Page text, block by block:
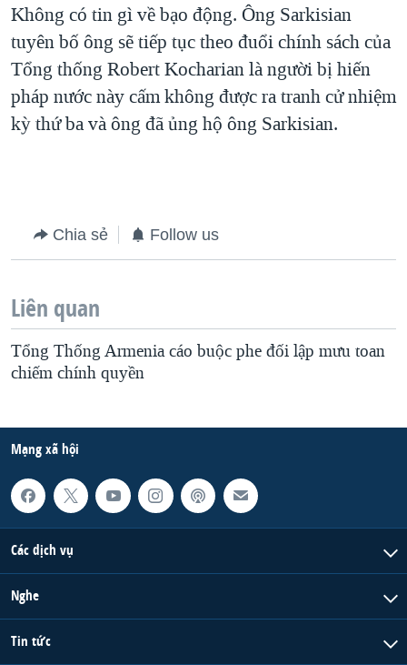
Không có tin gì về bạo động. Ông Sarkisian
tuyên bố ông sẽ tiếp tục theo đuổi chính sách của
Tổng thống Robert Kocharian là người bị hiến
pháp nước này cấm không được ra tranh cử nhiệm
kỳ thứ ba và ông đã ủng hộ ông Sarkisian.
Chia sẻ Follow us
Liên quan
Tổng Thống Armenia cáo buộc phe đối lập mưu toan
chiếm chính quyền
Mạng xã hội
Các dịch vụ
Nghe
Tin tức